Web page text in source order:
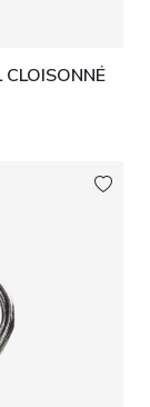
CLOISONNÉ